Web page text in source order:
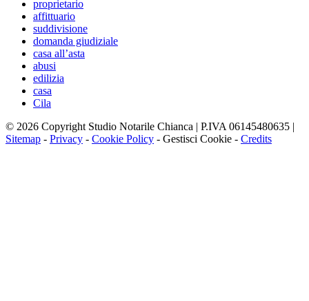
proprietario
affittuario
suddivisione
domanda giudiziale
casa all’asta
abusi
edilizia
casa
Cila
© 2026 Copyright Studio Notarile Chianca | P.IVA 06145480635 |
Sitemap - Privacy - Cookie Policy - Gestisci Cookie - Credits